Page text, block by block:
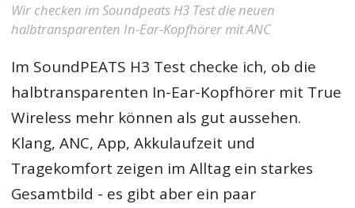
Wir checken im Soundpeats H3 Test die neuen
halbtransparenten In-Ear-Kopfhörer mit ANC
Im SoundPEATS H3 Test checke ich, ob die
halbtransparenten In-Ear-Kopfhörer mit True
Wireless mehr können als gut aussehen.
Klang, ANC, App, Akkulaufzeit und
Tragekomfort zeigen im Alltag ein starkes
Gesamtbild - es gibt aber ein paar